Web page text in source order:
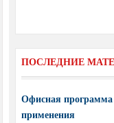
ПОСЛЕДНИЕ
Офисная
применения